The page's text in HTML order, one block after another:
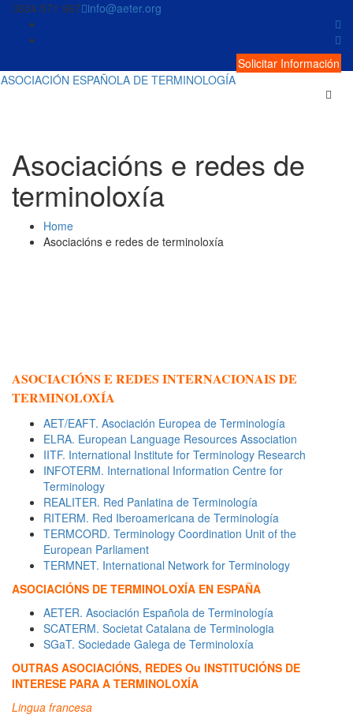
Skip
content
634 571 967 info@aeter.org
Solicitar Información
ASOCIACIÓN ESPAÑOLA DE TERMINOLOGÍA
Asociacións e redes de
terminoloxía
Home
Asociacións e redes de terminoloxía
ASOCIACIÓNS E REDES INTERNACIONAIS DE
TERMINOLOXÍA
AET/EAFT. Asociación Europea de Terminología
ELRA. European Language Resources Association
IITF. International Institute for Terminology Research
INFOTERM. International Information Centre for
Terminology
REALITER. Red Panlatina de Terminología
RITERM. Red Iberoamericana de Terminología
TERMCORD. Terminology Coordination Unit of the
European Parliament
TERMNET. International Network for Terminology
ASOCIACIÓNS DE TERMINOLOXÍA EN ESPAÑA
AETER. Asociación Española de Terminología
SCATERM. Societat Catalana de Terminologia
SGaT. Sociedade Galega de Terminoloxía
OUTRAS ASOCIACIÓNS, REDES Ou INSTITUCIÓNS DE
INTERESE PARA A TERMINOLOXÍA
Lingua francesa